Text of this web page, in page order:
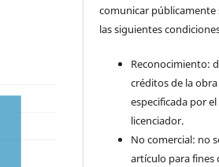
comunicar públicamente
las siguientes
Reconocimiento:
créditos de la
especificada por
licenciador.
No comercial: no
artículo para fines